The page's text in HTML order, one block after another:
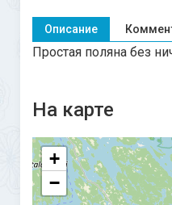
Описание
Простая поляна без
На карте
+
−